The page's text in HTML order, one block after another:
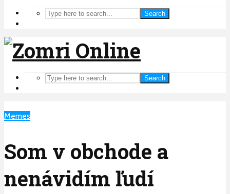
Search
Search
Memes
Som v obchode a
nenávidím ľudí